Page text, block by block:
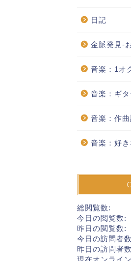
日記
金脈発見-
音楽：1オ
音楽：ギ
音楽：作
音楽：好
総閲覧数:
今日の閲覧数:
昨日の閲覧数:
今日の訪問者
昨日の訪問者
現在オンライ